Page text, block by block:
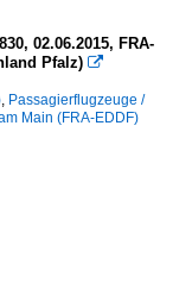
02.06.2015, FRA-
Pfalz) 
, Passagierflugzeuge /
Main (FRA-EDDF)